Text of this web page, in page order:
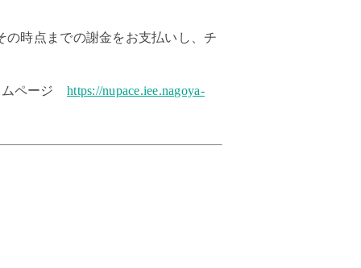
の時点までの謝金をお支払いし、チ
ムページhttps://nupace.iee.nagoya-